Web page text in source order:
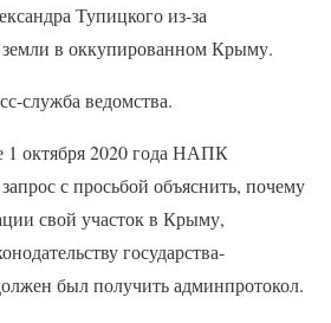
Тупицкого из-за
земли в оккупированном Крыму.
служба ведомства.
октября 2020 года НАПК
с просьбой объяснить, почему
свой участок в Крыму,
государства-
был получить админпротокол.